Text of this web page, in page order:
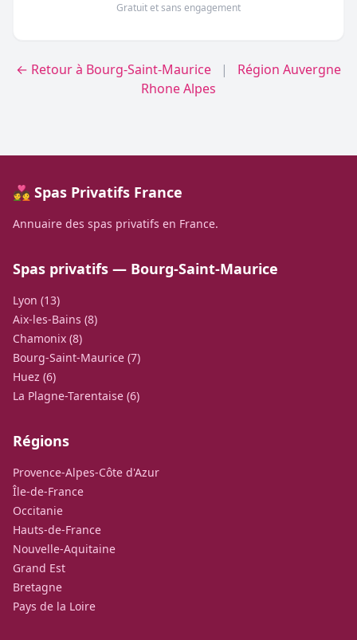
Gratuit et sans engagement
← Retour à Bourg-Saint-Maurice |
Région Auvergne
Rhone Alpes
💑 Spas Privatifs France
Annuaire des spas privatifs en France.
Spas privatifs — Bourg-Saint-Maurice
Lyon (13)
Aix-les-Bains (8)
Chamonix (8)
Bourg-Saint-Maurice (7)
Huez (6)
La Plagne-Tarentaise (6)
Régions
Provence-Alpes-Côte d'Azur
Île-de-France
Occitanie
Hauts-de-France
Nouvelle-Aquitaine
Grand Est
Bretagne
Pays de la Loire